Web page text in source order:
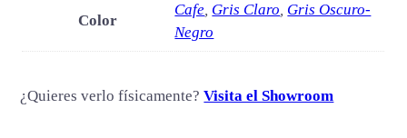
a
Color
Cafe, Gris Claro, Gris Oscuro-
Negro
¿Quieres verlo físicamente?Visita el Showroom